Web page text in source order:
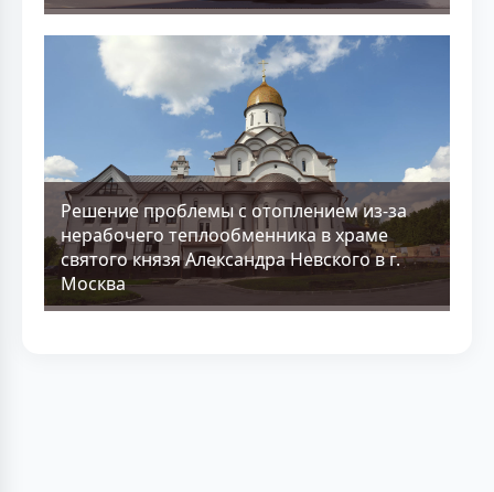
Решение проблемы с отоплением из-за
нерабочего теплообменника в храме
святого князя Александра Невского в г.
Москва